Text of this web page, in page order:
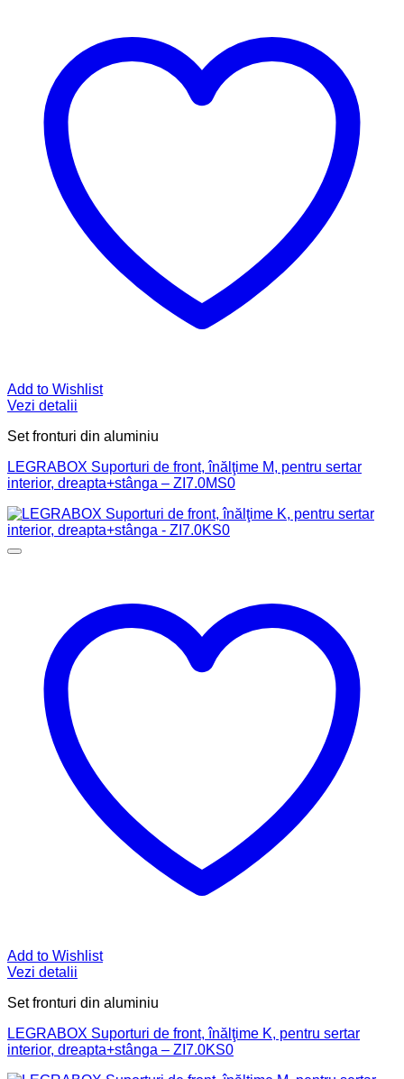
Add to Wishlist
Vezi detalii
Set fronturi din aluminiu
LEGRABOX Suporturi de front, înălţime M, pentru sertar
interior, dreapta+stânga – ZI7.0MS0
Add to Wishlist
Vezi detalii
Set fronturi din aluminiu
LEGRABOX Suporturi de front, înălţime K, pentru sertar
interior, dreapta+stânga – ZI7.0KS0